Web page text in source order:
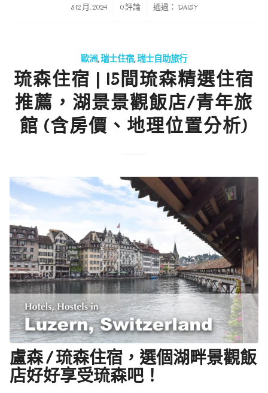
8 12 月, 2024
/ 0 評論 通過： DAISY
歐洲,瑞士住宿,瑞士自助旅行
琉森住宿 | 15間琉森精選住宿
推薦，湖景景觀飯店/青年旅
館 (含房價、地理位置分析)
盧森 / 琉森住宿，選個湖畔景觀飯
店好好享受琉森吧！